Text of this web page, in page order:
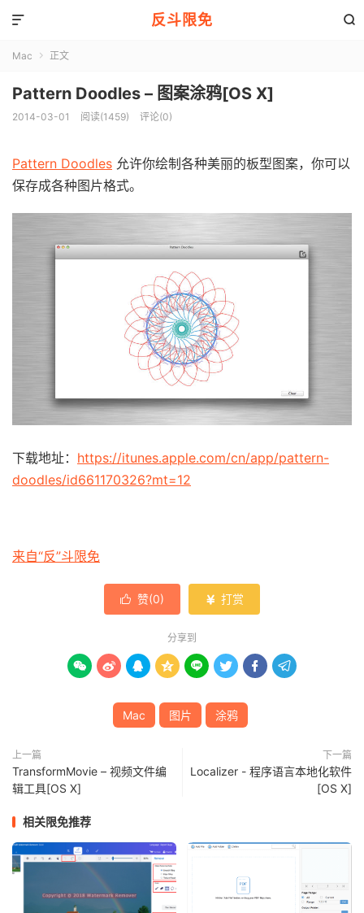
反斗限免 

Mac  正文
Pattern Doodles – 图案涂鸦[OS X]
2014-03-01 阅读(1459) 评论(0)
Pattern Doodles 允许你绘制各种美丽的板型图案，你可以
保存成各种图片格式。
下载地址： https://itunes.apple.com/cn/app/pattern-
doodles/id661170326?mt=12
来自“反”斗限免
 赞(0)  打赏
分享到
       
Mac 图片 涂鸦
上一篇
TransformMovie – 视频文件编
辑工具[OS X]
下一篇
Localizer - 程序语言本地化软件
[OS X]
相关限免推荐